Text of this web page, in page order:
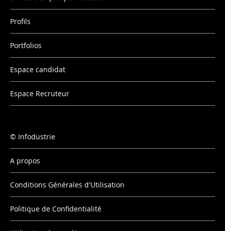
Profils
Portfolios
Espace candidat
Espace Recruteur
Infodustrie
A propos
Conditions Générales d'Utilisation
Politique de Confidentialité